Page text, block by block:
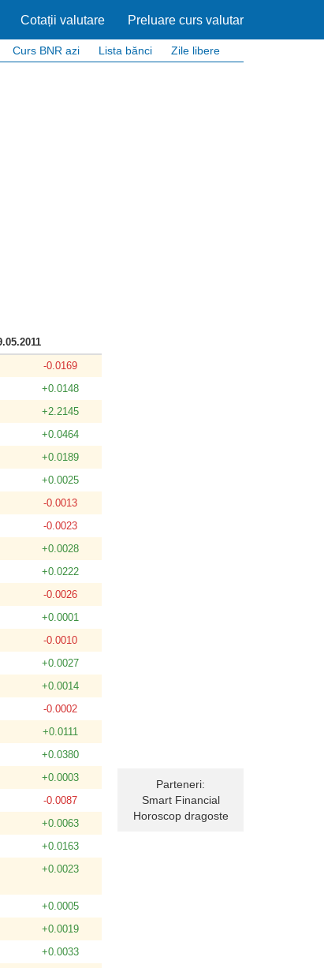
Cotații valutare Preluare curs valutar
Curs BNR azi Lista bănci Zile libere
-0.0169
+0.0148
+2.2145
+0.0464
+0.0189
+0.0025
-0.0013
-0.0023
+0.0028
+0.0222
-0.0026
+0.0001
-0.0010
+0.0027
+0.0014
-0.0002
+0.0111
+0.0380
+0.0003
-0.0087
+0.0063
+0.0163
+0.0023
+0.0005
+0.0019
+0.0033
Parteneri:
Smart Financial
Horoscop dragoste